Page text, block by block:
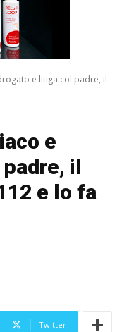
e litiga col padre, il
e
il
e lo fa
Twitter